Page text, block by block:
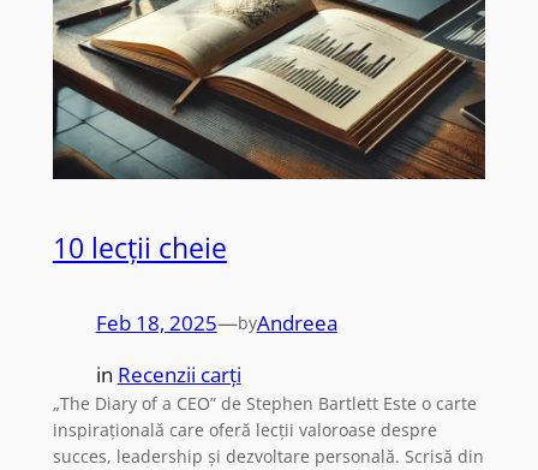
10 lecții cheie
Feb 18, 2025—byAndreea
in Recenzii carți
„The Diary of a CEO” de Stephen Bartlett Este o carte
inspirațională care oferă lecții valoroase despre
succes, leadership și dezvoltare personală. Scrisă din